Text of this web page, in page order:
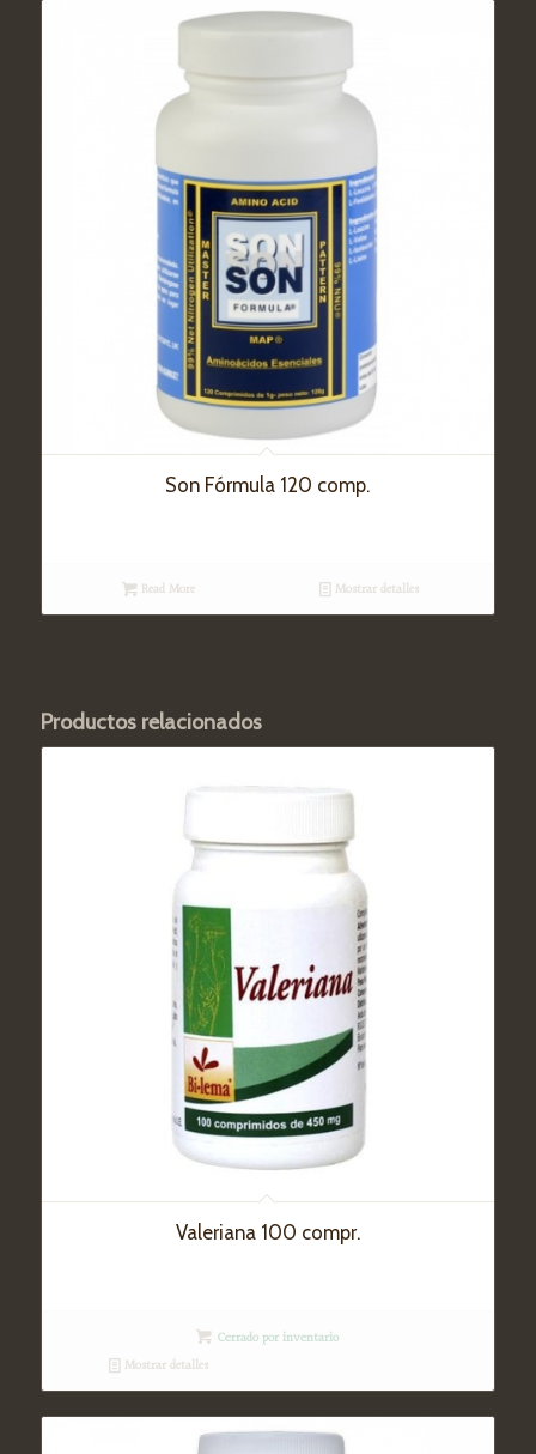
Son Fórmula 120 comp.
Read More Mostrar detalles
Productos relacionados
Valeriana 100 compr.
Cerrado por inventario
Mostrar detalles